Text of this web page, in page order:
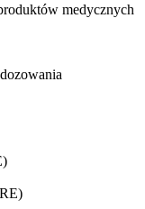
medycznych